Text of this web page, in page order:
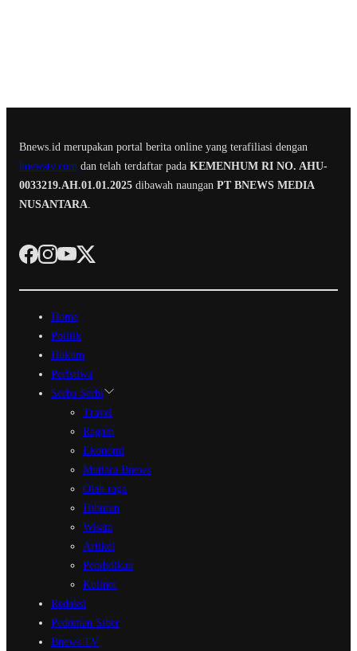
Bnews.id merupakan portal berita online yang terafiliasi dengan
bnewstv.com dan telah terdaftar pada KEMENHUM RI NO. AHU-
0033219.AH.01.01.2025 dibawah naungan PT BNEWS MEDIA
NUSANTARA.
Home
Politik
Hukum
Peristiwa
Serba Serbi
Travel
Ragam
Ekonomi
Mutiara Bnews
Olah raga
Hiburan
Wisata
Artikel
Pendidikan
Kuliner
Redaksi
Pedoman Siber
Bnews TV